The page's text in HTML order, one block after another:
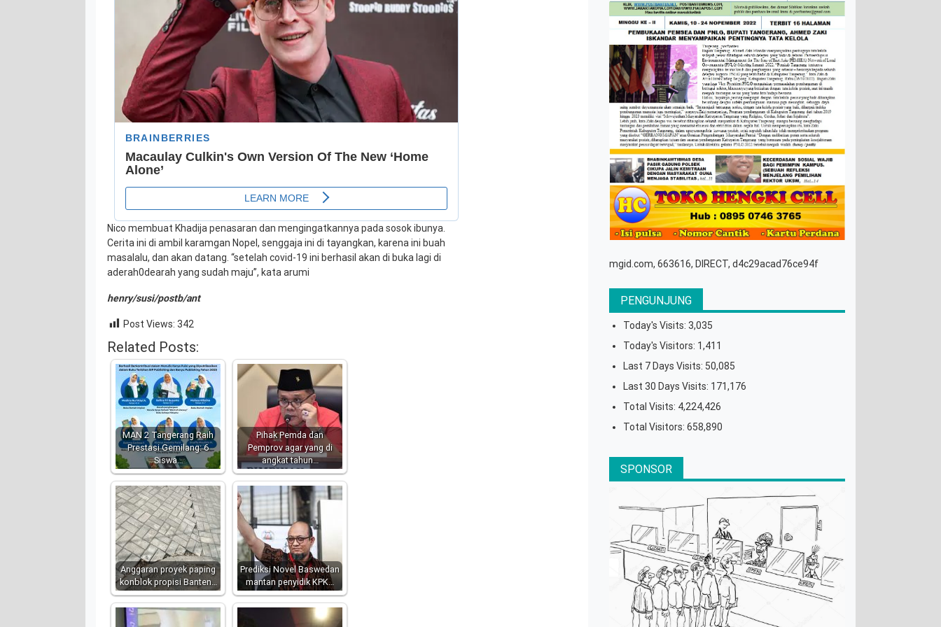
Nico membuat Khadija penasaran dan mengingatkannya pada sosok ibunya.
Cerita ini di ambil karamgan Nopel, senggaja ini di tayangkan, karena ini buah
masalalu, dan akan datang. “setelah covid-19 ini berhasil akan di buka lagi di
aderah0dearah yang sudah maju”, kata arumi
henry/susi/postb/ant
Post Views: 342
Related Posts:
MAN 2 Tangerang Raih
Prestasi Gemilang: 6
Siswa…
Pihak Pemda dan
Pemprov agar yang di
angkat tahun…
Anggaran proyek paping
konblok propisi Banten…
Prediksi Novel Baswedan
mantan penyidik KPK…
mgid.com, 663616, DIRECT, d4c29acad76ce94f
PENGUNJUNG
Today's Visits:3,035
Today's Visitors: 1,411
Last 7 Days Visits: 50,085
Last 30 Days Visits: 171,176
Total Visits: 4,224,426
Total Visitors:658,890
SPONSOR